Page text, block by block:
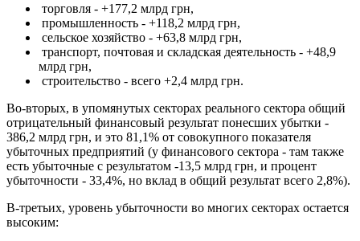
торговля - +177,2 млрд грн,
промышленность - +118,2 млрд грн,
сельское хозяйство - +63,8 млрд грн,
транспорт, почтовая и складская деятельность - +48,9
млрд грн,
строительство - всего +2,4 млрд грн.
Во-вторых, в упомянутых секторах реального сектора общий
отрицательный финансовый результат понесших убытки -
386,2 млрд грн, и это 81,1% от совокупного показателя
убыточных предприятий (у финансового сектора - там также
есть убыточные с результатом -13,5 млрд грн, и процент
убыточности - 33,4%, но вклад в общий результат всего 2,8%).
В-третьих, уровень убыточности во многих секторах остается
высоким: